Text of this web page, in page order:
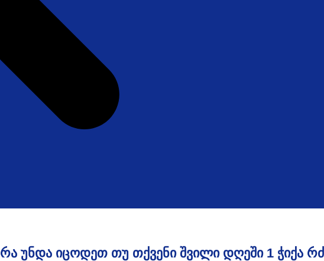
ᲠᲐ ᲣᲜᲓᲐ ᲘᲪᲝᲓᲔᲗ ᲗᲣ ᲗᲥᲕᲔᲜᲘ ᲨᲕᲘᲚᲘ ᲓᲦᲔᲨᲘ 1 ᲭᲘᲥᲐ